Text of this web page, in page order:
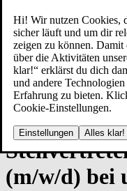
Hi! Wir nutzen Cookies,
sicher läuft und um dir
zeigen zu können.
über die Aktivitäten
klar!“ erklärst du dich
und andere
Erfahrung zu bieten.
Cookie-Einstellungen.
Einstellungen Alles klar!
(m/w/d) bei